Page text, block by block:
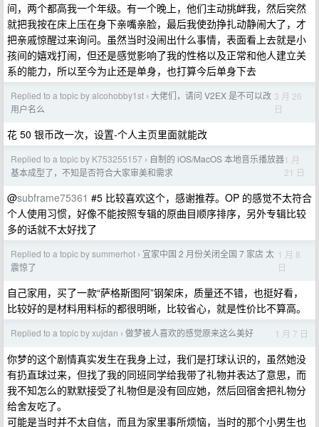
间，两个都高我一个年级。有一个晚上，他们主动挑衅我，然后突然
就把我按在床上压在身下亲嘴亲脸，最后我使劲挣扎动静闹大了，才
把亲戚惊醒过来询问。虽然当时没闹出什么事情，表面看上去就是小
孩间的嬉戏打闹，但还是感觉影响了我的性格以及正常和他人建立关
系的能力，所以至今为止还是单身，也打算今后单身下去
Replied to a topic by alcohobby1st › 大佬们，请问 V2EX 是不可以改
用户名么
3 月 26
日
花 50 银币改一次，设置-个人主页里面就能改
Replied to a topic by K753255157 › 自制的 iOS/MacOS 本地音乐播放器
基本成型了，不知是否符合大家审美和需求
1 月
21 日
@subframe75361 #5 比较喜欢这个，感谢推荐。OP 的感觉不太符合
个人使用习惯，好像不能按照专辑的原曲目顺序排序，另外专辑比较
多的话就不太好找了
Replied to a topic by summerhot › 宜家中国 2 月份关闭全国 7 家店 太
震惊了
1 月 8
日
自己家用，买了一款“萨格斯图阿”钢架床，质量还不错，也挺好看，
比较好的是材料用料标的都很明晰，比较省心，就是性价比不算高。
Replied to a topic by xujdan › 做梦被人喜欢的感觉原来这么美好 1 月 7 日
你梦的这个剧情真实发生在我身上过，我们是打球认识的，虽然她没
有扔直球过来，但找了我的同班同学给我带了礼物并表达了意思，而
我不知怎么的默默接受了礼物但是没有回应她，然后回宿舍把礼物分
给舍友吃了。
可能是当时并不太自信，而且为家里事所烦恼，当时的那个小男生也